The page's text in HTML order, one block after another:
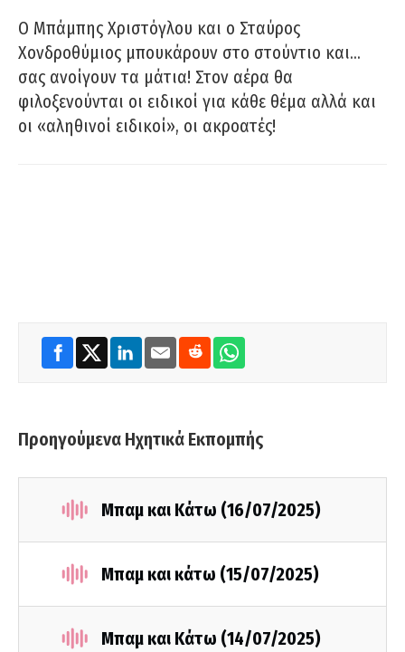
O Μπάμπης Χριστόγλου και ο Σταύρος
Χονδροθύμιος μπουκάρουν στο στούντιο και…
σας ανοίγουν τα μάτια! Στον αέρα θα
φιλοξενούνται οι ειδικοί για κάθε θέμα αλλά και
οι «αληθινοί ειδικοί», οι ακροατές!
Προηγούμενα Ηχητικά Εκπομπής
Μπαμ και Κάτω (16/07/2025)
Μπαμ και κάτω (15/07/2025)
Μπαμ και Κάτω (14/07/2025)